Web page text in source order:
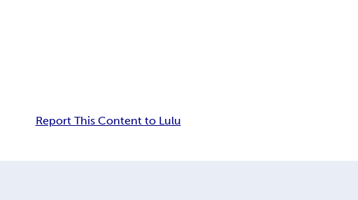
Report This Content to Lulu